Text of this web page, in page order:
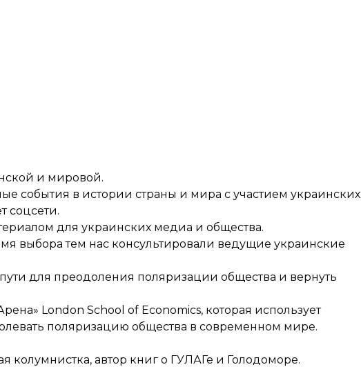
и мировой.
события в истории страны и мира с участием украинских
соцсети.
для украинских медиа и общества.
выбора тем нас консультировали ведущие украинские
для преодоления поляризации общества и вернуть
London School of Economics, которая использует
поляризацию общества в современном мире.
автор книг о ГУЛАГе и Голодоморе.